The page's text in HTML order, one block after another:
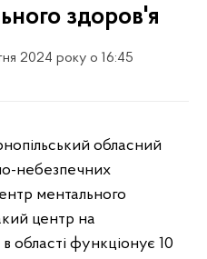
здоров'я
2024 року о 16:45
обласний
небезпечних
ментального
центр на
області функціонує 10